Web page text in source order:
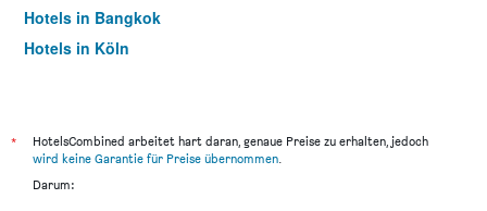
Hotels in Bangkok
Hotels in Köln
*
HotelsCombined arbeitet hart daran, genaue Preise zu erhalten, jedoch
wird keine Garantie für Preise übernommen.
Darum: